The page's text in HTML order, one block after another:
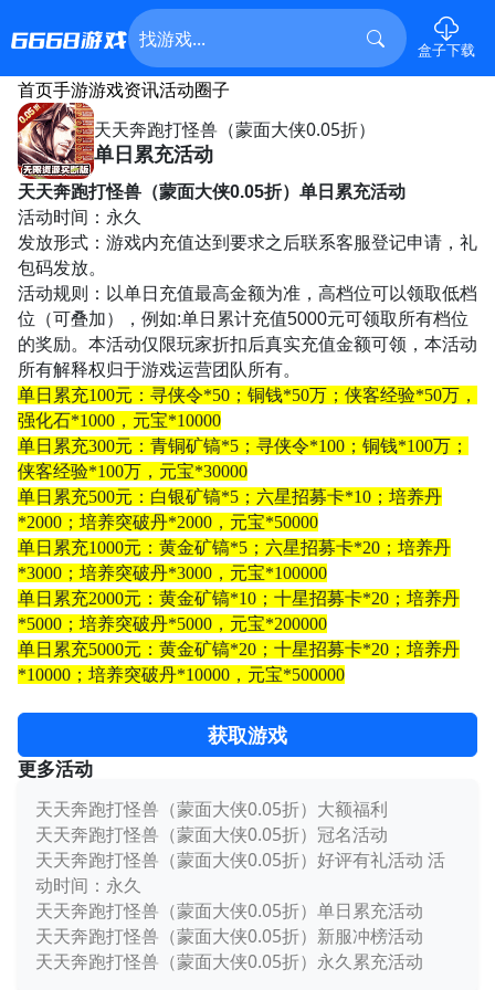
盒子下载
首页手游游戏资讯活动圈子
天天奔跑打怪兽（蒙面大侠0.05折）
单日累充活动
天天奔跑打怪兽（蒙面大侠0.05折） 单日累充活动
活动时间： 永久
发放形式：游戏内充值达到要求之后联系客服登记申请，礼
包码发放。
活动规则：以单日充值最高金额为准，高档位可以领取低档
位（可叠加），例如:单日累计充值5000元可领取所有档位
的奖励。 本活动仅限玩家折扣后真实充值金额可领， 本活动
所有解释权归于游戏运营团队所有。
单日累充100元：寻侠令*50；铜钱*50万；侠客经验*50万，
强化石*1000，元宝*10000
单日累充300元：青铜矿镐*5；寻侠令*100；铜钱*100万；
侠客经验*100万，元宝*30000
单日累充500元：白银矿镐*5；六星招募卡*10；培养丹
*2000；培养突破丹*2000，元宝*50000
单日累充1000元：黄金矿镐*5；六星招募卡*20；培养丹
*3000；培养突破丹*3000，元宝*100000
单日累充2000元：黄金矿镐*10；十星招募卡*20；培养丹
*5000；培养突破丹*5000，元宝*200000
单日累充5000元：黄金矿镐*20；十星招募卡*20；培养丹
*10000；培养突破丹*10000，元宝*500000
获取游戏
更多活动
天天奔跑打怪兽（蒙面大侠0.05折）大额福利
天天奔跑打怪兽（蒙面大侠0.05折）冠名活动
天天奔跑打怪兽（蒙面大侠0.05折）好评有礼活动 活
动时间：永久
天天奔跑打怪兽（蒙面大侠0.05折）单日累充活动
天天奔跑打怪兽（蒙面大侠0.05折）新服冲榜活动
天天奔跑打怪兽（蒙面大侠0.05折）永久累充活动